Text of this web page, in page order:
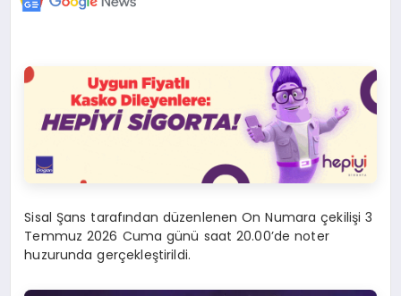
Sisal Şans tarafından düzenlenen On Numara çekilişi 3
Temmuz 2026 Cuma günü saat 20.00’de noter
huzurunda gerçekleştirildi.